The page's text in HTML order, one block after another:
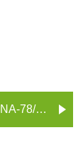
试剂盒